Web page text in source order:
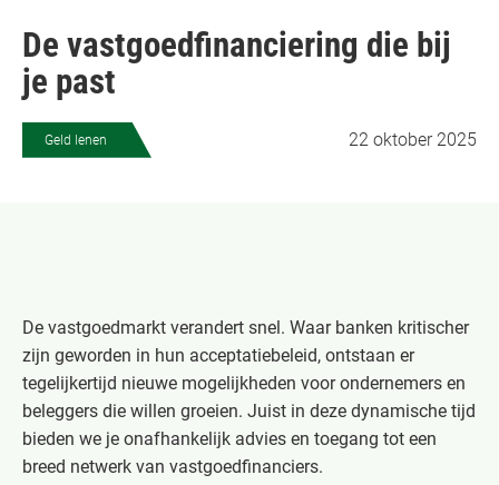
De vastgoedfinanciering die bij
je past
Geld lenen 22 oktober 2025
De vastgoedmarkt verandert snel. Waar banken kritischer
zijn geworden in hun acceptatiebeleid, ontstaan er
tegelijkertijd nieuwe mogelijkheden voor ondernemers en
beleggers die willen groeien. Juist in deze dynamische tijd
bieden we je onafhankelijk advies en toegang tot een
breed netwerk van vastgoedfinanciers.